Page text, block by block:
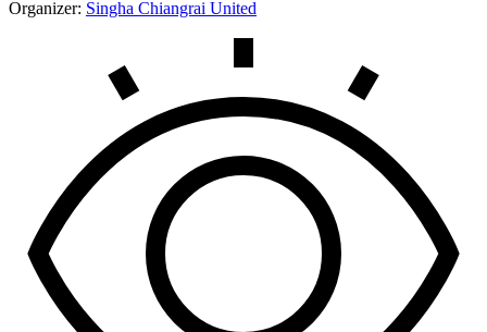
Organizer: Singha Chiangrai United